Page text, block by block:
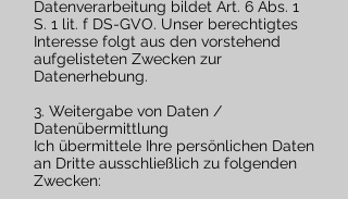
Datenverarbeitung bildet Art. 6 Abs. 1
S. 1 lit. f DS-GVO. Unser berechtigtes
Interesse folgt aus den vorstehend
aufgelisteten Zwecken zur
Datenerhebung.
3. Weitergabe von Daten /
Datenübermittlung
Ich übermittele Ihre persönlichen Daten
an Dritte ausschließlich zu folgenden
Zwecken: